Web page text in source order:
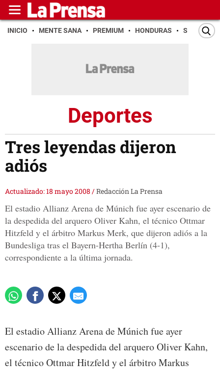
INICIO MENTE SANA PREMIUM HONDURAS SAN PEDRO
Deportes
Tres leyendas dijeron
adiós
Actualizado: 18 mayo 2008 /Redacción La Prensa
El estadio Allianz Arena de Múnich fue ayer escenario de
la despedida del arquero Oliver Kahn, el técnico Ottmar
Hitzfeld y el árbitro Markus Merk, que dijeron adiós a la
Bundesliga tras el Bayern-Hertha Berlín (4-1),
correspondiente a la última jornada.
El estadio Allianz Arena de Múnich fue ayer
escenario de la despedida del arquero Oliver Kahn,
el técnico Ottmar Hitzfeld y el árbitro Markus